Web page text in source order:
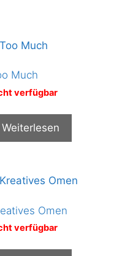
Much
verfügbar
Weiterlesen
Omen
verfügbar